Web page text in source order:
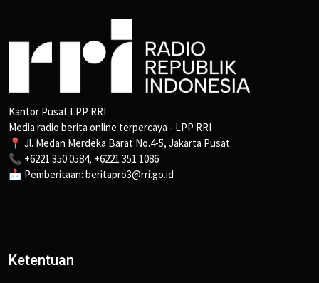
Kantor Pusat LPP RRI
Media radio berita online terpercaya - LPP RRI
📍 Jl. Medan Merdeka Barat No.4-5, Jakarta Pusat.
📞 +6221 350 0584, +6221 351 1086
📩 Pemberitaan: beritapro3@rri.go.id
Ketentuan